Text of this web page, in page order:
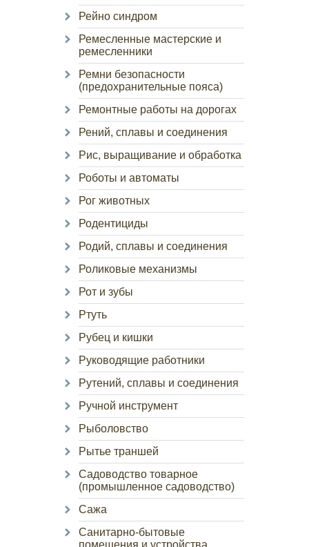
Рейно синдром
Ремесленные мастерские и
ремесленники
Ремни безопасности
(предохранительные пояса)
Ремонтные работы на дорогах
Рений, сплавы и соединения
Рис, выращивание и обработка
Роботы и автоматы
Рог животных
Родентициды
Родий, сплавы и соединения
Роликовые механизмы
Рот и зубы
Ртуть
Рубец и кишки
Руководящие работники
Рутений, сплавы и соединения
Ручной инструмент
Рыболовство
Рытье траншей
Садоводство товарное
(промышленное садоводство)
Сажа
Санитарно-бытовые
помещения и устройства